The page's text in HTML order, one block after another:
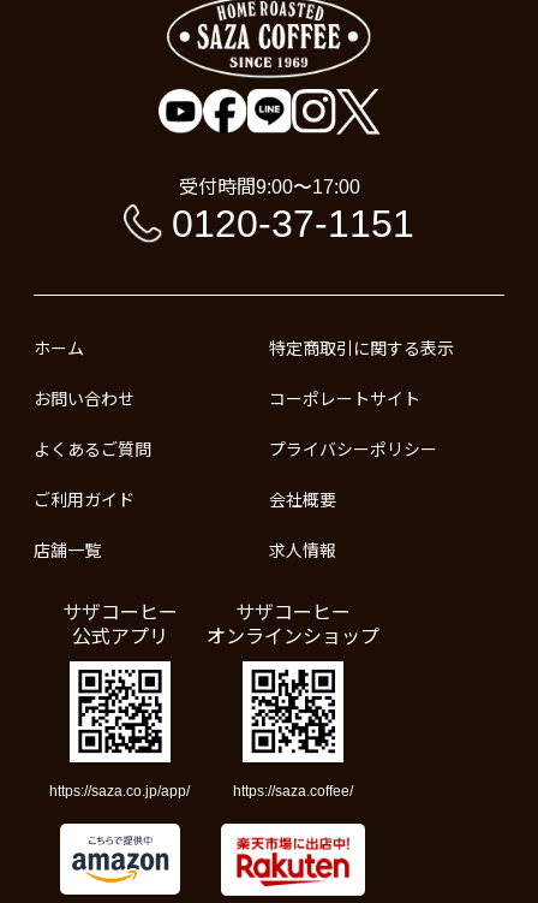
受付時間9:00〜17:00
0120-37-1151
ホーム
お問い合わせ
よくあるご質問
ご利用ガイド
店舗一覧
特定商取引に関する表示
コーポレートサイト
プライバシーポリシー
会社概要
求人情報
サザコーヒー
公式アプリ
https://saza.co.jp/app/
サザコーヒー
オンラインショップ
https://saza.coffee/